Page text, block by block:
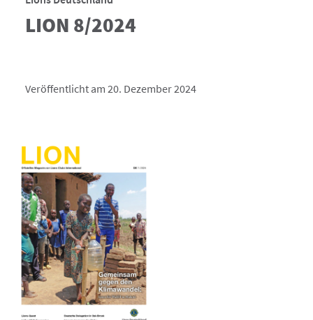
LION 8/2024
Veröffentlicht am 20. Dezember 2024